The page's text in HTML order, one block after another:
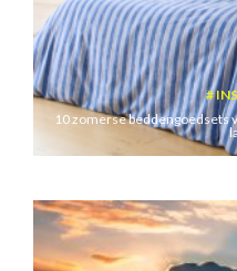
10 zomerse beddengoedsets